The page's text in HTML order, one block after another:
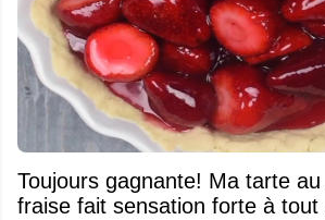
Toujours gagnante! Ma tarte
fraise fait sensation forte à tout